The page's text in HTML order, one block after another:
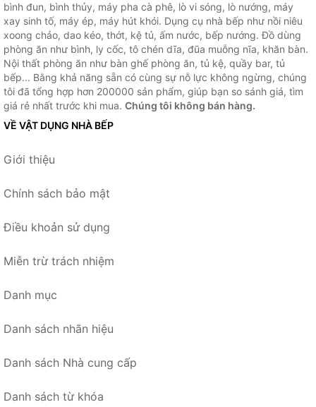
bình đun, bình thủy, máy pha cà phê, lò vi sóng, lò nướng, máy
xay sinh tố, máy ép, máy hút khói. Dụng cụ nhà bếp như nồi niêu
xoong chảo, dao kéo, thớt, kệ tủ, ấm nước, bếp nướng. Đồ dùng
phòng ăn như bình, ly cốc, tô chén dĩa, đũa muỗng nĩa, khăn bàn.
Nội thất phòng ăn như bàn ghế phòng ăn, tủ kệ, quầy bar, tủ
bếp... Bằng khả năng sẵn có cùng sự nỗ lực không ngừng, chúng
tôi đã tổng hợp hơn 200000 sản phẩm, giúp bạn so sánh giá, tìm
giá rẻ nhất trước khi mua. Chúng tôi không bán hàng.
VỀ VẬT DỤNG NHÀ BẾP
Giới thiệu
Chính sách bảo mật
Điều khoản sử dụng
Miễn trừ trách nhiệm
Danh mục
Danh sách nhãn hiệu
Danh sách Nhà cung cấp
Danh sách từ khóa